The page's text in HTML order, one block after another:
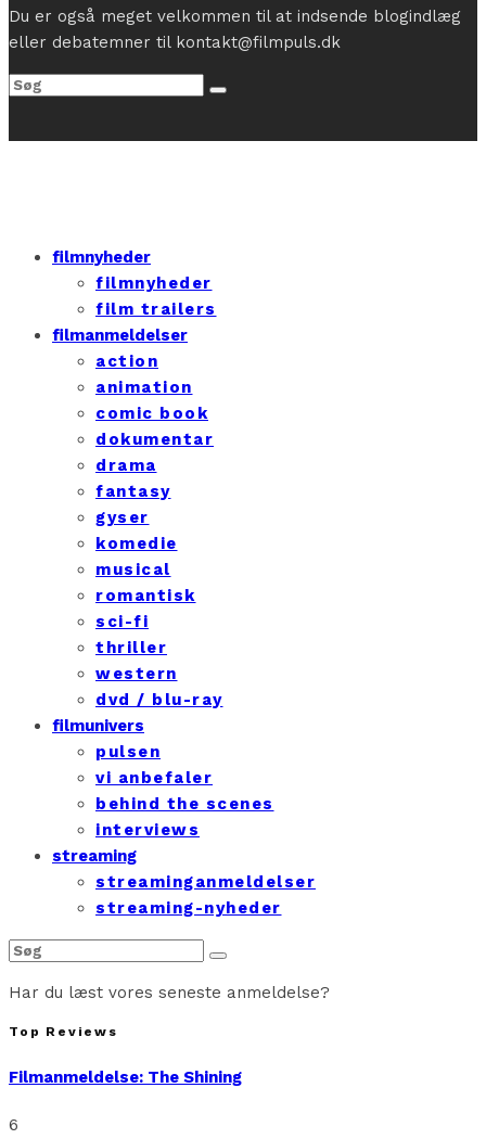
Du er også meget velkommen til at indsende blogindlæg
eller debatemner til kontakt@filmpuls.dk
filmnyheder
filmnyheder
film trailers
filmanmeldelser
action
animation
comic book
dokumentar
drama
fantasy
gyser
komedie
musical
romantisk
sci-fi
thriller
western
dvd / blu-ray
filmunivers
pulsen
vi anbefaler
behind the scenes
interviews
streaming
streaminganmeldelser
streaming-nyheder
Har du læst vores seneste anmeldelse?
Top Reviews
Filmanmeldelse: The Shining
6